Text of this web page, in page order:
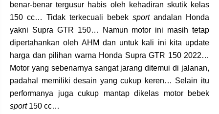
benar-benar tergusur habis oleh kehadiran skutik kelas
150 cc… Tidak terkecuali bebek sportandalan Honda
yakni Supra GTR 150… Namun motor ini masih tetap
dipertahankan oleh AHM dan untuk kali ini kita update
harga dan pilihan warna Honda Supra GTR 150 2022…
Motor yang sebenarnya sangat jarang ditemui di jalanan,
padahal memiliki desain yang cukup keren… Selain itu
performanya juga cukup mantap dikelas motor bebek
sport150 cc…